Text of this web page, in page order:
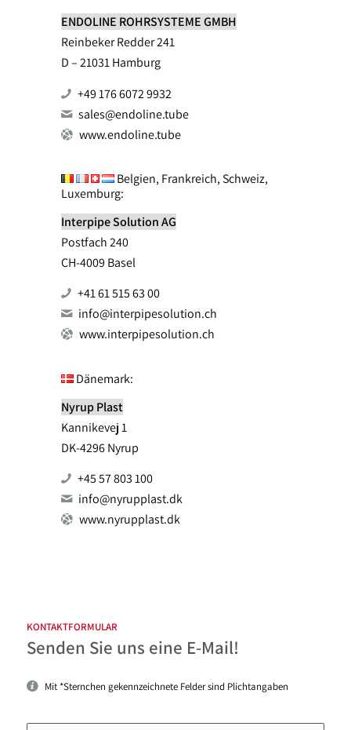
ENDOLINE ROHRSYSTEME GMBH
Reinbeker Redder 241
D – 21031 Hamburg
+49 176 6072 9932
sales@endoline.tube
www.endoline.tube
Belgien, Frankreich, Schweiz,
Luxemburg:
Interpipe Solution AG
Postfach 240
CH-4009 Basel
+41 61 515 63 00
info@interpipesolution.ch
www.interpipesolution.ch
Dänemark:
Nyrup Plast
Kannikevej 1
DK-4296 Nyrup
+45 57 803 100
info@nyrupplast.dk
www.nyrupplast.dk
KONTAKTFORMULAR
Senden Sie uns eine E-Mail!
Mit *Sternchen gekennzeichnete Felder sind Plichtangaben